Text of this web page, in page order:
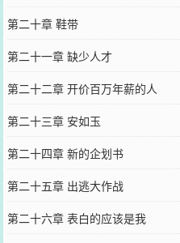
第二十章 鞋带
第二十一章 缺少人才
第二十二章 开价百万年薪的人
第二十三章 安如玉
第二十四章 新的企划书
第二十五章 出逃大作战
第二十六章 表白的应该是我